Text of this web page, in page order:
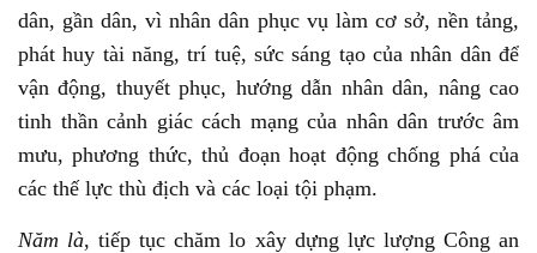
dân, gần dân, vì nhân dân phục vụ làm cơ sở, nền tảng,
phát huy tài năng, trí tuệ, sức sáng tạo của nhân dân để
vận động, thuyết phục, hướng dẫn nhân dân, nâng cao
tinh thần cảnh giác cách mạng của nhân dân trước âm
mưu, phương thức, thủ đoạn hoạt động chống phá của
các thế lực thù địch và các loại tội phạm.
Năm là, tiếp tục chăm lo xây dựng lực lượng Công an